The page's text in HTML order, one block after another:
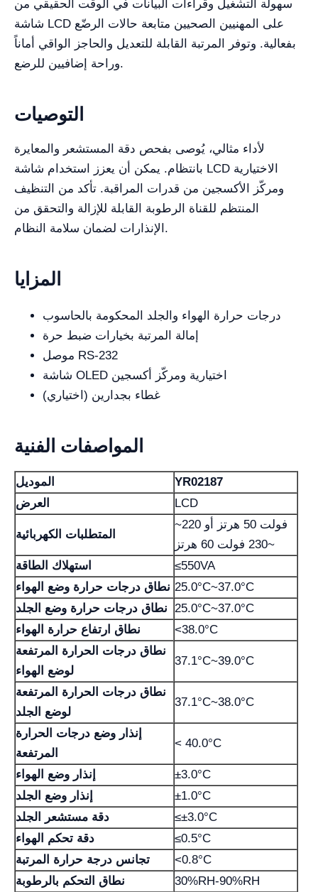
سهولة التشغيل وقراءات البيانات في الوقت الحقيقي من
شاشة LCD على المهنيين الصحيين متابعة حالات الرضّع
بفعالية. وتوفر المرتبة القابلة للتعديل والحاجز الواقي أماناً
وراحة إضافيين للرضع.
التوصيات
لأداء مثالي، يُوصى بفحص دقة المستشعر والمعايرة
بانتظام. يمكن أن يعزز استخدام شاشة LCD الاختيارية
ومركّز الأكسجين من قدرات المراقبة. تأكد من التنظيف
المنتظم للقناة الرطوبة القابلة للإزالة والتحقق من
الإنذارات لضمان سلامة النظام.
المزايا
درجات حرارة الهواء والجلد المحكومة بالحاسوب
إمالة المرتبة بخيارات ضبط حرة
موصل RS-232
شاشة OLED اختيارية ومركّز أكسجين
غطاء بجدارين (اختياري)
المواصفات الفنية
الموديل
YR02187
العرض
LCD
المتطلبات الكهربائية
~220 فولت 50 هرتز أو
~230 فولت 60 هرتز
استهلاك الطاقة
≤550VA
نطاق درجات حرارة وضع الهواء 25.0°C~37.0°С
نطاق درجات حرارة وضع الجلد 25.0°C~37.0°C
نطاق ارتفاع حرارة الهواء
<38.0°C
نطاق درجات الحرارة المرتفعة
لوضع الهواء
37.1°C~39.0°C
نطاق درجات الحرارة المرتفعة
لوضع الجلد
37.1°C~38.0°C
إنذار وضع درجات الحرارة
المرتفعة
< 40.0°C
إنذار وضع الهواء
±3.0°C
إنذار وضع الجلد
±1.0°C
دقة مستشعر الجلد
≤±3.0°C
دقة تحكم الهواء
≤0.5°C
تجانس درجة حرارة المرتبة
<0.8°C
نطاق التحكم بالرطوبة
30%RH-90%RH